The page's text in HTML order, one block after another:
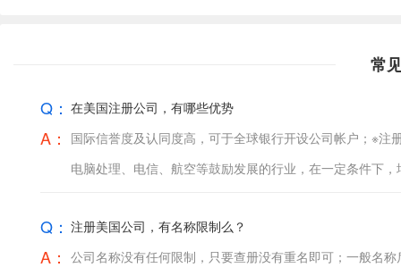
常
Q： 在美国注册公司，有哪些优势
A：
国际信誉度及认同度高，可于全球银行开设公司帐户；※
电脑处理、电信、航空等鼓励发展的行业，在一定条件下
Q： 注册美国公司，有名称限制么？
A： 公司名称没有任何限制，只要查册没有重名即可；一般名